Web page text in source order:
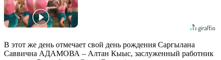
В этот же день отмечает свой день рождения Саргылана
Саввична АДАМОВА – Алтан Кыыс, заслуженный работник